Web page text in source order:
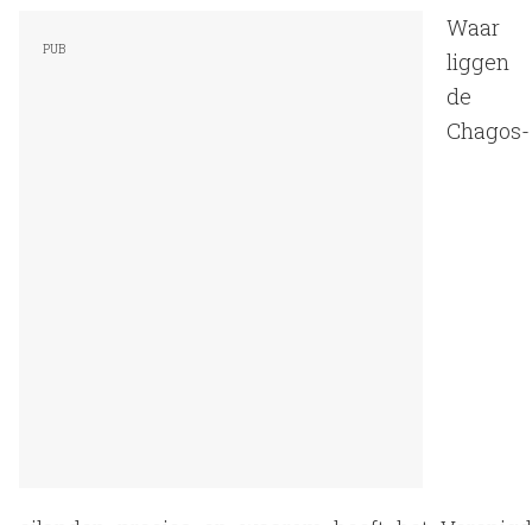
Waar
liggen
de
Chagos-